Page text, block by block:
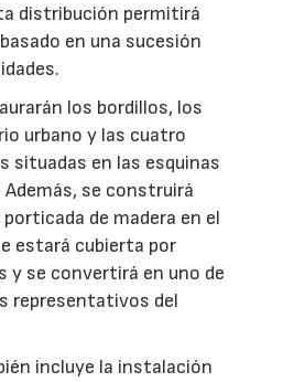
distribución permitirá
en una sucesión
los bordillos, los
urbano y las cuatro
situadas en las esquinas
se construirá
de madera en el
estará cubierta por
y se convertirá en uno de
representativos del
incluye la instalación